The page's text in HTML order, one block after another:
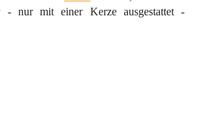
- nur mit einer Kerze ausgestattet -